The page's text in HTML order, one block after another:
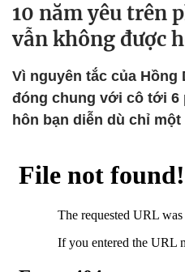
10 năm yêu trên
vẫn không được
Vì nguyên tắc của Hồng
đóng chung với cô tới
hôn bạn diễn dù chỉ một